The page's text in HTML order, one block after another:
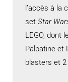
l’accès à la
set Star
LEGO, dont
Palpatine et
blasters et 2